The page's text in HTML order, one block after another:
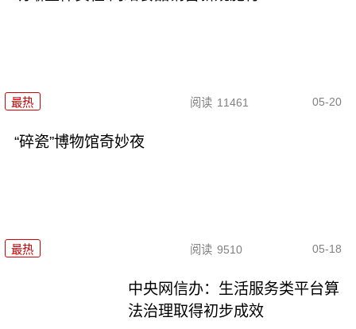
最热 阅读 11461 05-20
“碎瓷”博物馆奇妙夜
最热 阅读 9510 05-18
中央网信办：生活服务类平台算
法治理取得初步成效